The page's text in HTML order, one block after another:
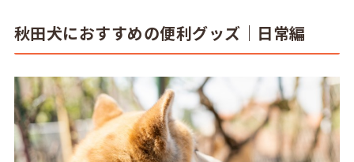
秋田犬におすすめの便利グッズ｜日常編